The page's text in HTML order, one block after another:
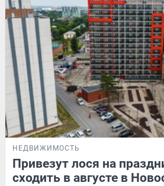
НЕДВИЖИМОСТЬ
Привезут лося на
сходить в августе в